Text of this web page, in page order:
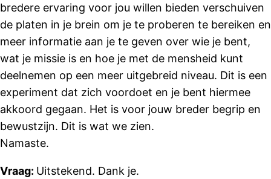
bredere ervaring voor jou willen bieden verschuiven
de platen in je brein om je te proberen te bereiken en
meer informatie aan je te geven over wie je bent,
wat je missie is en hoe je met de mensheid kunt
deelnemen op een meer uitgebreid niveau. Dit is een
experiment dat zich voordoet en je bent hiermee
akkoord gegaan. Het is voor jouw breder begrip en
bewustzijn. Dit is wat we zien.
Namaste.
Vraag: Uitstekend. Dank je.